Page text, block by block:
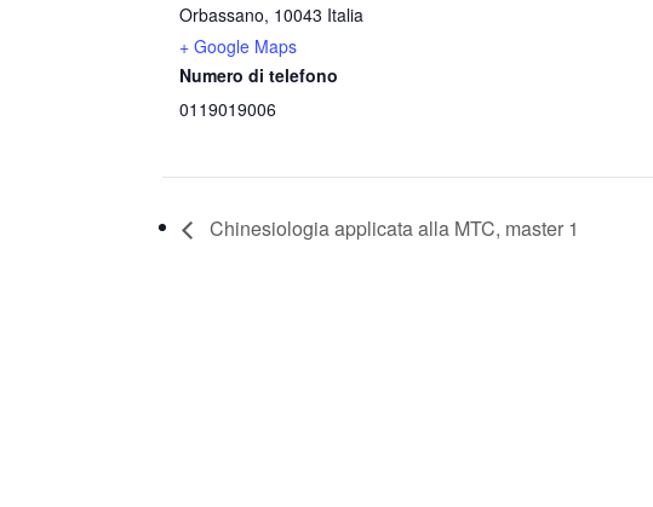
Orbassano, 10043 Italia
+ Google Maps
Numero di telefono
0119019006
Chinesiologia applicata alla MTC, master 1